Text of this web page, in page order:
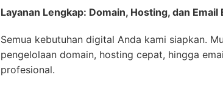
Layanan Lengkap: Domain, Hosting, dan Email
Semua kebutuhan digital Anda kami siapkan.
pengelolaan domain, hosting cepat, hingga
profesional.